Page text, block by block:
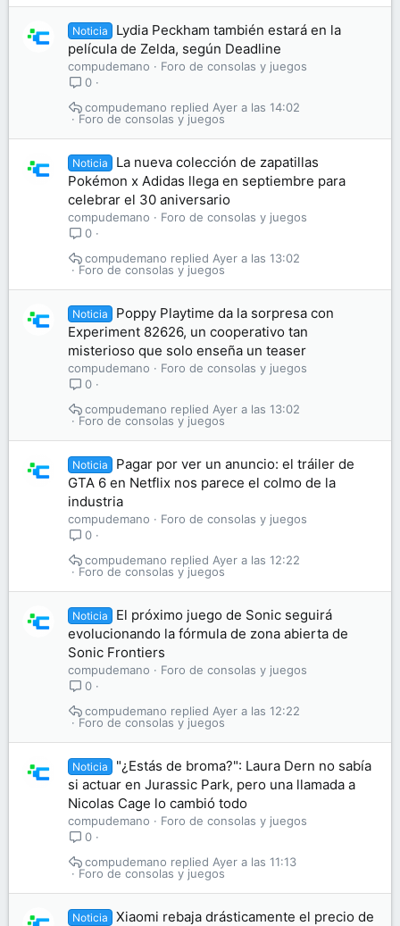
Noticia
Lydia Peckham también estará en la
película de Zelda, según Deadline
compudemano
Foro de consolas y juegos
0
Foro de consolas y juegos
Ayer a las 14:02
compudemano
Noticia
La nueva colección de zapatillas
Pokémon x Adidas llega en septiembre para
celebrar el 30 aniversario
compudemano
Foro de consolas y juegos
0
Foro de consolas y juegos
Ayer a las 13:02
compudemano
Noticia
Poppy Playtime da la sorpresa con
Experiment 82626, un cooperativo tan
misterioso que solo enseña un teaser
compudemano
Foro de consolas y juegos
0
Foro de consolas y juegos
Ayer a las 13:02
compudemano
Noticia
Pagar por ver un anuncio: el tráiler de
GTA 6 en Netflix nos parece el colmo de la
industria
compudemano
Foro de consolas y juegos
0
Foro de consolas y juegos
Ayer a las 12:22
compudemano
Noticia
El próximo juego de Sonic seguirá
evolucionando la fórmula de zona abierta de
Sonic Frontiers
compudemano
Foro de consolas y juegos
0
Foro de consolas y juegos
Ayer a las 12:22
compudemano
Noticia
"¿Estás de broma?": Laura Dern no sabía
si actuar en Jurassic Park, pero una llamada a
Nicolas Cage lo cambió todo
compudemano
Foro de consolas y juegos
0
Foro de consolas y juegos
Ayer a las 11:13
compudemano
Noticia
Xiaomi rebaja drásticamente el precio de